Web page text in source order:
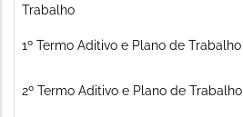
Trabalho
1º Termo Aditivo e Plano de Trabalho
2º Termo Aditivo e Plano de Trabalho